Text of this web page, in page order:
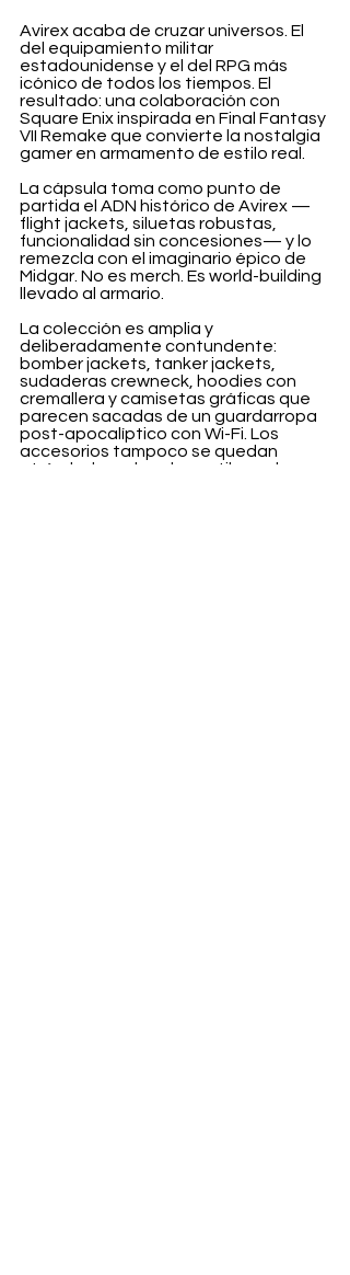
Avirex acaba de cruzar universos. El
del equipamiento militar
estadounidense y el del RPG más
icónico de todos los tiempos. El
resultado: una colaboración con
Square Enix inspirada en Final Fantasy
VII Remake que convierte la nostalgia
gamer en armamento de estilo real.
La cápsula toma como punto de
partida el ADN histórico de Avirex —
flight jackets, siluetas robustas,
funcionalidad sin concesiones— y lo
remezcla con el imaginario épico de
Midgar. No es merch. Es world-building
llevado al armario.
La colección es amplia y
deliberadamente contundente:
bomber jackets, tanker jackets,
sudaderas crewneck, hoodies con
cremallera y camisetas gráficas que
parecen sacadas de un guardarropa
post-apocalíptico con Wi-Fi. Los
accesorios tampoco se quedan
atrás: bolsas de nylon estilo vuelo,